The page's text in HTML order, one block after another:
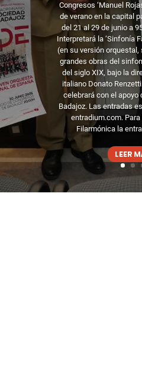
Congresos ‘Manuel
de verano en la capital
del 21 al 29 de junio a
Interpretará la ‘Sinfonía
(en su versión orquestal,
grandes obras del
del siglo XIX, bajo la
italiano Donato
celebrará con el apoyo
Badajoz. Las entradas
entradium.com.
Filarmónica la
LEER